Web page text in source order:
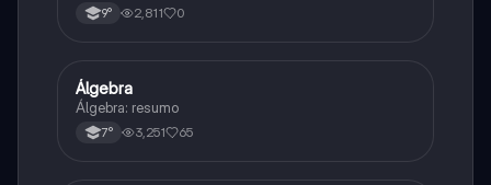
consequências da Primeira Guerra Mundial, fases da
primeira guerra mundial
9° 2,811 0
Matematica
Álgebra
Álgebra: resumo
7° 3,251 65